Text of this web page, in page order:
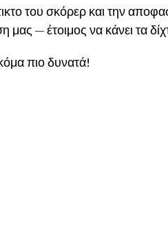
του σκόρερ και την
μας — έτοιμος να κάνει τα
πιο δυνατά!